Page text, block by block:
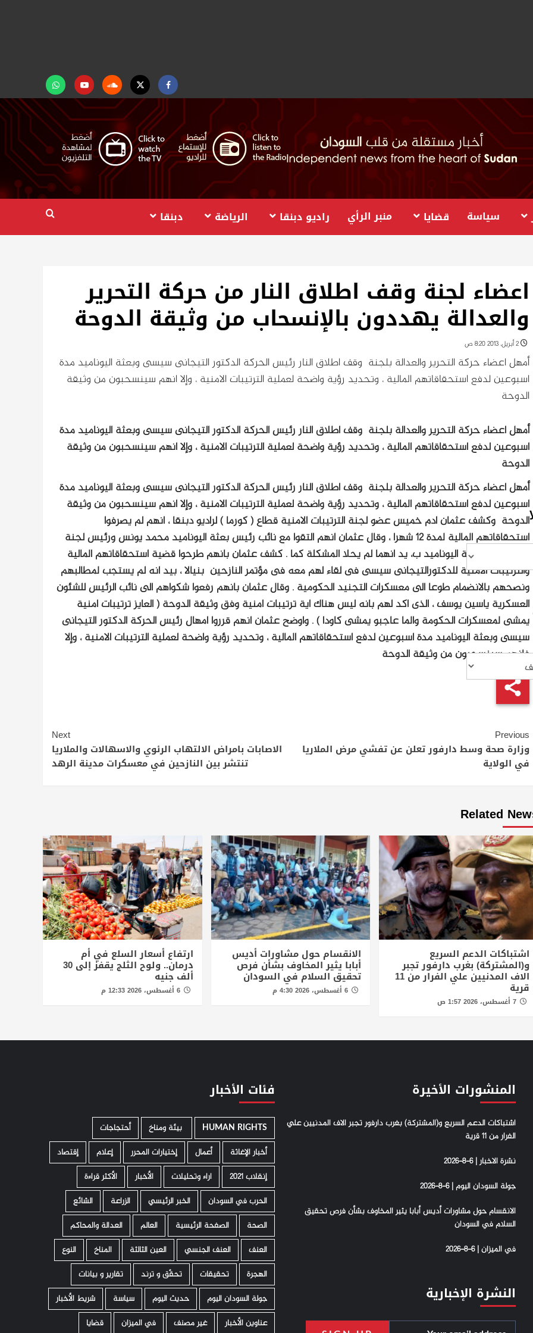
Facebook
Twitter
Soundcloud
Youtubeتابعنا
على
واتساب
سياسة قضايا منبر الرأي راديو دبنقا الرياضة دبنقا
اعضاء لجنة وقف اطلاق النار من حركة التحرير
والعدالة يهددون بالإنسحاب من وثيقة الدوحة
2 أبريل، 2013 8:20 ص
أمهل اعضاء حركة التحرير والعدالة بلجنة وقف اطلاق النار رئيس الحركة الدكتور التيجانى سيسى وبعثة اليوناميد مدة
اسبوعين لدفع استحقاقاتهم المالية ، وتحديد رؤية واضحة لعملية الترتيبات الامنية ، وإلا انهم سينسحبون من وثيقة
الدوحة
أمهل اعضاء حركة التحرير والعدالة بلجنة وقف اطلاق النار رئيس الحركة الدكتور التيجانى سيسى وبعثة اليوناميد مدة
اسبوعين لدفع استحقاقاتهم المالية ، وتحديد رؤية واضحة لعملية الترتيبات الامنية ، وإلا انهم سينسحبون من وثيقة
الدوحة
أمهل اعضاء حركة التحرير والعدالة بلجنة وقف اطلاق النار رئيس الحركة الدكتور التيجانى سيسى وبعثة اليوناميد مدة
اسبوعين لدفع استحقاقاتهم المالية ، وتحديد رؤية واضحة لعملية الترتيبات الامنية ، وإلا انهم سينسحبون من وثيقة
الدوحة وكشف عثمان ادم خميس عضو لجنة الترتيبات الامنية قطاع ( كورما ) لراديو دبنقا ، انهم لم يصرفوا
استحقاقاتهم المالية لمدة 12 شهرا ، وقال عثمان انهم التقوا مع نائب رئيس بعثة اليوناميد محمد يونس ورئيس لجنة
اطلاق النار ببعثة اليوناميد ب، يد انهما لم يحلا المشكلة كما . كشف عثمان بانهم طرحوا قضية استحقاقاتهم المالية
والترتيبات الامنية للدكتورالتيجانى سيسى فى لقاء لهم معه فى مؤتمر النازحين بنيالا ، بيد انه لم يستجب لمطالبهم
ونصحهم بالانضمام طوعا الى معسكرات التجنيد الحكومية . وقال عثمان بانهم رفعوا شكواهم الى نائب الرئيس للشئون
العسكرية ياسين يوسف ، الذى اكد لهم بانه ليس هناك اية ترتيبات امنية وفق وثيقة الدوحة ( العايز ترتيبات امنية
يمشى لمعسكرات الحكومة والما عاجبو يمشى كاودا ) . واوضح عثمان انهم قرروا امهال رئيس الحركة الدكتور التيجانى
سيسى وبعثة اليوناميد مدة اسبوعين لدفع استحقاقاتهم المالية ، وتحديد رؤية واضحة لعملية الترتيبات الامنية ، وإلا
فانهم سينسحبون من وثيقة الدوحة
Continue
Reading
Previous
وزارة صحة وسط دارفور تعلن عن تفشي مرض الملاريا
في الولاية
Next
الاصابات بامراض الالتهاب الرئوي والاسهالات والملاريا
تنتشر بين النازحين في معسكرات مدينة الرهد
Related
اشتباكات الدعم السريع
و(المشتركة) بغرب دارفور تجبر
الاف المدنيين علي الفرار من 11
قرية
7 أغسطس، 2026 1:57 ص
الانقسام حول مشاورات أديس
أبابا يثير المخاوف بشأن فرص
تحقيق السلام في السودان
ارتفاع أسعار السلع في أم
درمان.. ولوح الثلج يقفز إلى 30
ألف جنيه
6 أغسطس، 2026 12:33 م
المنشورات الأخيرة
اشتباكات الدعم السريع و(المشتركة) بغرب دارفور تجبر الاف المدنيين علي
الفرار من 11 قرية
نشرة الاخبار | 6-8-2026
جولة السودان اليوم | 6-8-2026
الانقسام حول مشاورات أديس أبابا يثير المخاوف بشأن فرص تحقيق
السلام في السودان
في الميزان | 6-8-2026
النشرة الإخبارية
فئات الأخبار
HUMAN RIGHTS ­ بيئة ومناخ
أحتجاجات
أخبار الإغاثة
أعمال إختيارات المحرر إعلام
إقتصاد
إنقلاب 2021
اراء وتحليلات الأخبار
الأكثر قراءة
الحرب في السودان
الخبر الرئيسي الزراعة
الشائع
الصحة
الصفحة الرئيسية العالم
العدالة والمحاكم
العنف
العنف الجنسي العين الثالثة المناخ
النوع
الهجرة
تحقيقات تحقّق و ترند
تقارير و بيانات
جولة السودان اليوم
حديث اليوم سياسة
شريط الأخبار
عناوين الأخبار
غير مصنف في الميزان قضايا